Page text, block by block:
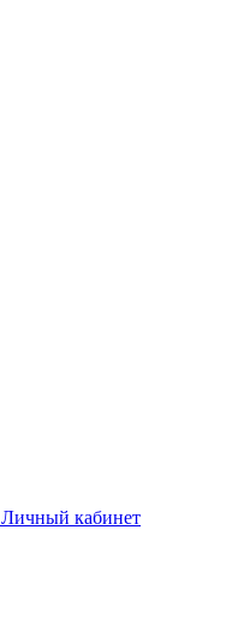
Личный кабинет